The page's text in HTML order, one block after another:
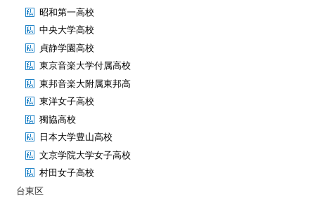
昭和第一高校
中央大学高校
貞静学園高校
東京音楽大学付属高校
東邦音楽大附属東邦高
東洋女子高校
獨協高校
日本大学豊山高校
文京学院大学女子高校
村田女子高校
台東区